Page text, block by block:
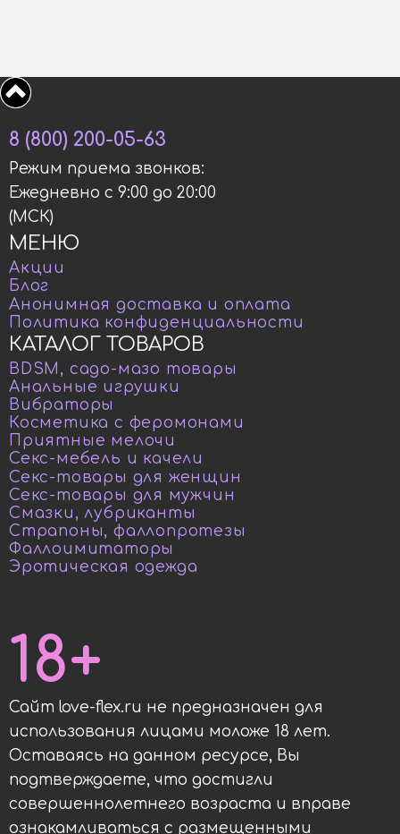
КАТАЛОГ ТОВАРОВ
BDSM, садо-мазо товары
Анальные игрушки
Вибраторы
Косметика с феромонами
Приятные мелочи
Секс-мебель и качели
Секс-товары для женщин
Секс-товары для мужчин
Смазки, лубриканты
Страпоны, фаллопротезы
Фаллоимитаторы
Эротическая одежда
МЕНЮ
Акции
Блог
Анонимная доставка и оплата
Политика конфиденциальности
8 (800) 200-05-63
Режим приема звонков:
Ежедневно с 9:00 до 20:00
(МСК)
Сайт love-flex.ru не предназначен для
использования лицами моложе 18 лет.
Оставаясь на данном ресурсе, Вы
подтверждаете, что достигли
совершеннолетнего возраста и вправе
ознакамливаться с размещенными
18+